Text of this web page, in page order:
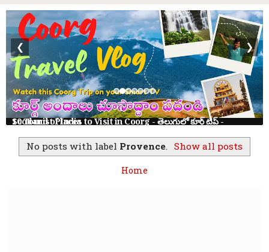
10 Tourist Places to Visit in Coorg - తెలుగులో కూర్గ్ ట్రిప్ - Scotland of India
❮ ❯
No posts with label Provence. Show all posts
Home